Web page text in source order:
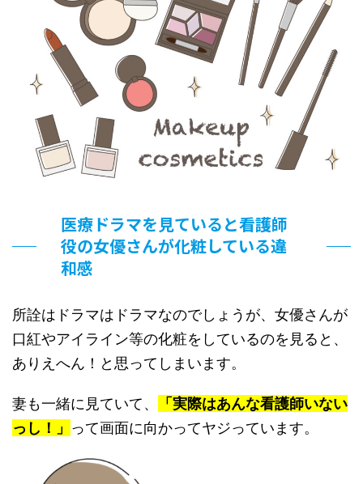
医療ドラマを見ていると看護師
役の女優さんが化粧している違
和感
所詮はドラマはドラマなのでしょうが、女優さんが
口紅やアイライン等の化粧をしているのを見ると、
ありえへん！と思ってしまいます。
妻も一緒に見ていて、
「実際はあんな看護師いない
っし！」 って画面に向かってヤジっています。